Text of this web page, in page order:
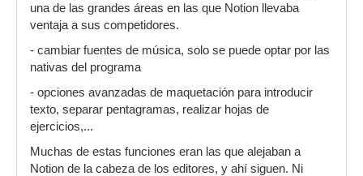
una de las grandes áreas en las que Notion llevaba
ventaja a sus competidores.
- cambiar fuentes de música, solo se puede optar por las
nativas del programa
- opciones avanzadas de maquetación para introducir
texto, separar pentagramas, realizar hojas de
ejercicios,...
Muchas de estas funciones eran las que alejaban a
Notion de la cabeza de los editores, y ahí siguen. Ni